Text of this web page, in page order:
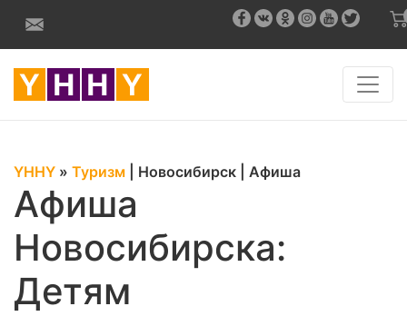
YHHY » Туризм Новосибирск Афиша
Афиша
Новосибирска:
Детям